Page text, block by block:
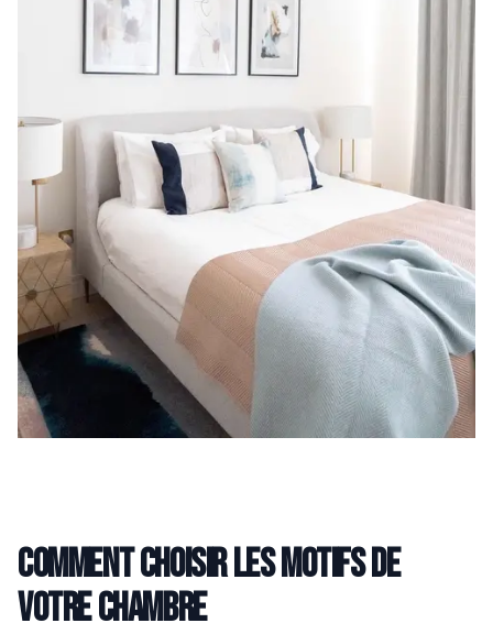
Comment choisir les motifs de
votre chambre